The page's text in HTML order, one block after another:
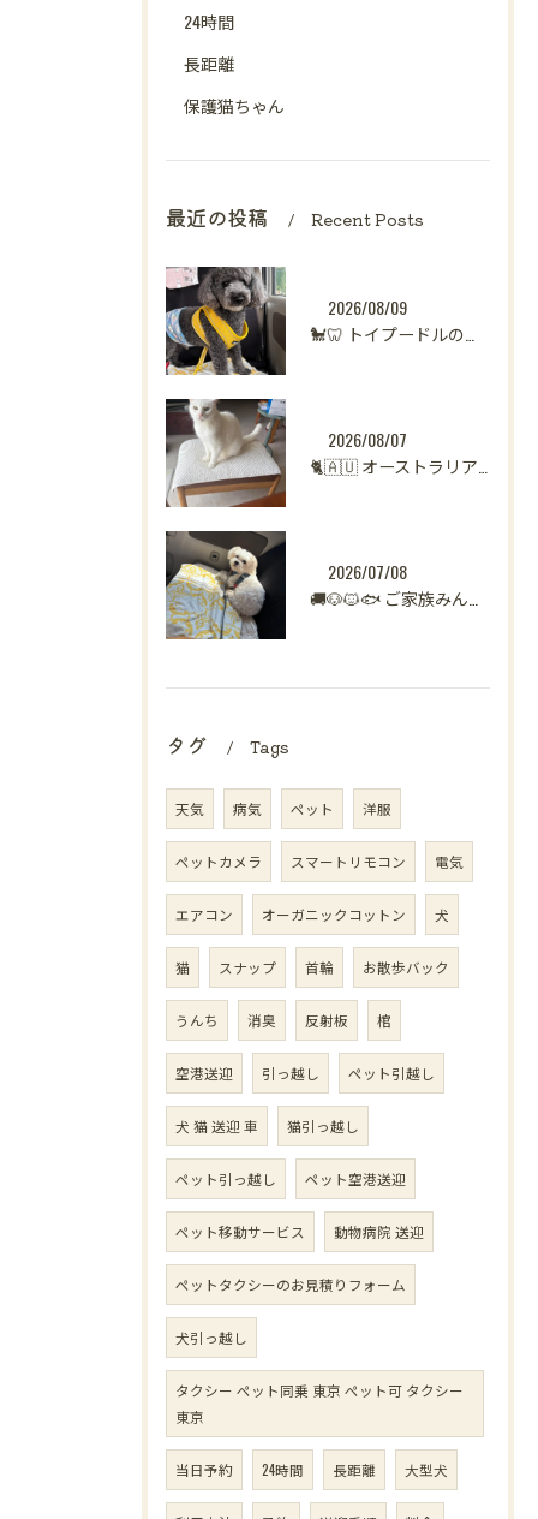
24時間
長距離
保護猫ちゃん
最近の投稿 Recent Posts
2026/08/09
2026/08/07
2026/07/08
タグ Tags
天気 病気 ペット 洋服
ペットカメラ スマートリモコン 電気
エアコン オーガニックコットン 犬
猫 スナップ 首輪 お散歩バック
うんち 消臭 反射板 棺
空港送迎 引っ越し ペット引越し
犬 猫 送迎 車 猫引っ越し
ペット引っ越し ペット空港送迎
ペット移動サービス 動物病院 送迎
ペットタクシーのお見積りフォーム
犬引っ越し
タクシー ペット同乗 東京 ペット可 タクシー
東京
当日予約 24時間 長距離 大型犬